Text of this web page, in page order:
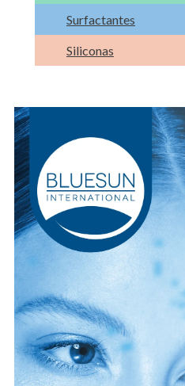
Surfactantes
Siliconas